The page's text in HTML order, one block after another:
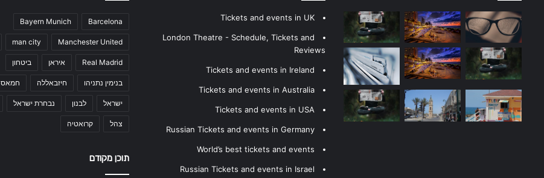
Tickets and events in UK
London Theatre - Schedule, Tickets and
Reviews
Tickets and events in Ireland
Tickets and events in Australia
Tickets and events in USA
Russian Tickets and events in Germany
World’s best tickets and events
Russian Tickets and events in Israel
Barcelona
Bayern Munich
Manchester United
man city
Real Madrid איראן ביטחון
בנימין נתניהו חיזבאללה חמאס
ישראל לבנון נבחרת ישראל
צהל קרואטיה
תוכן מקודם